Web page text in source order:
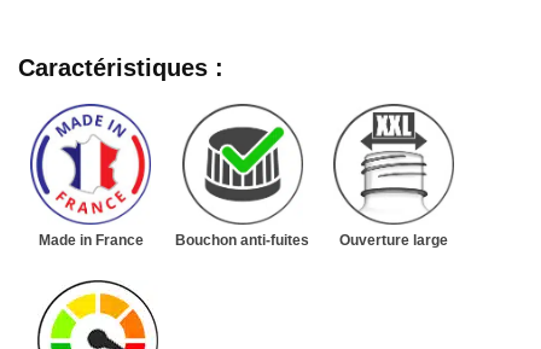
Caractéristiques :
Made in France Bouchon anti-fuites Ouverture large